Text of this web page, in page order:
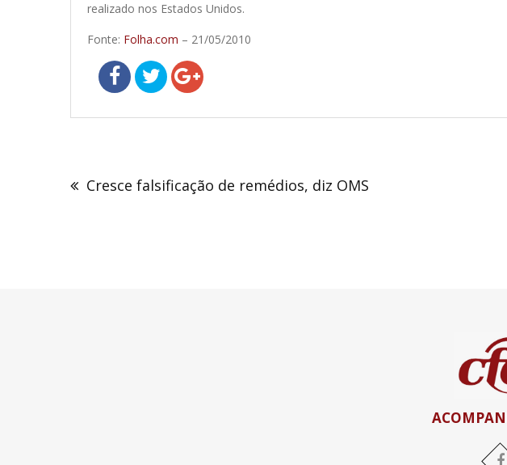
realizado nos Estados Unidos.
Fonte: Folha.com – 21/05/2010
de
Post
Cresce falsificação de remédios, diz OMS